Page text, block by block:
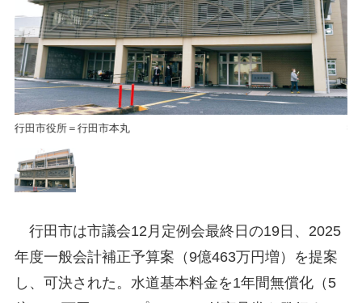
行田市役所＝行田市本丸
行田市は市議会12月定例会最終日の19日、2025
年度一般会計補正予算案（9億463万円増）を提案
し、可決された。水道基本料金を1年間無償化（5